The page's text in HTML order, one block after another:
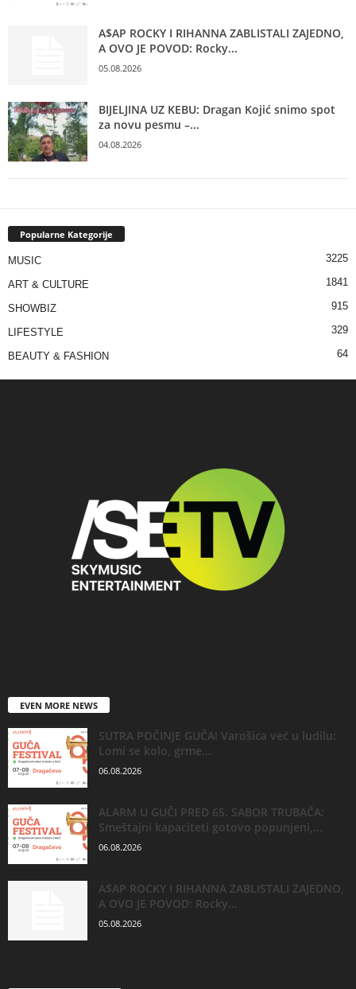
A$AP ROCKY I RIHANNA ZABLISTALI ZAJEDNO,
A OVO JE POVOD: Rocky...
05.08.2026
BIJELJINA UZ KEBU: Dragan Kojić snimo spot
za novu pesmu –...
04.08.2026
Popularne Kategorije
MUSIC 3225
ART & CULTURE 1841
SHOWBIZ 915
LIFESTYLE 329
BEAUTY & FASHION 64
EVEN MORE NEWS
SUTRA POČINJE GUČA! Varošica već u ludilu:
Lomi se kolo, grme...
06.08.2026
ALARM U GUČI PRED 65. SABOR TRUBAČA:
Smeštajni kapaciteti gotovo popunjeni,...
06.08.2026
A$AP ROCKY I RIHANNA ZABLISTALI ZAJEDNO,
A OVO JE POVOD: Rocky...
05.08.2026